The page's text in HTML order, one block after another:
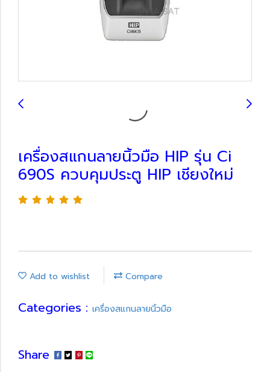
เครื่องสแกนลายนิ้วมือ HIP รุ่น Ci
690S ควบคุมประตู HIP เชียงใหม่
Add to wishlist Compare
Categories : เครื่องสแกนลายนิ้วมือ
Share